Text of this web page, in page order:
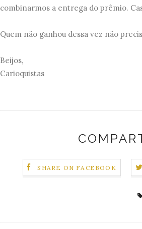
combinarmos a entrega do prêmio.
Quem não ganhou dessa vez não
Beijos,
Carioquistas
SHARE ON FACEBOOK